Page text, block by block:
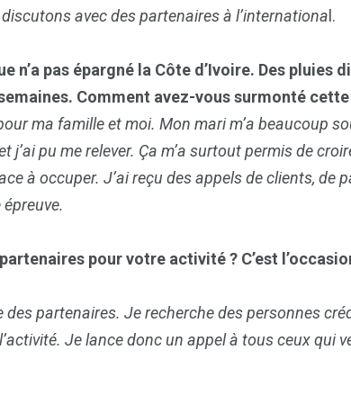
avec des partenaires à l’internationa l.
n’a pas épargné la Côte d’Ivoire. Des pluies
Comment avez-vous surmonté
ma famille et moi. Mon mari m’a beaucoup
j’ai pu me relever. Ça m’a surtout permis de
à occuper. J’ai reçu des appels de clients, de
pour votre activité ? C’est
partenaires. Je recherche des personnes
Je lance donc un appel à tous ceux qui